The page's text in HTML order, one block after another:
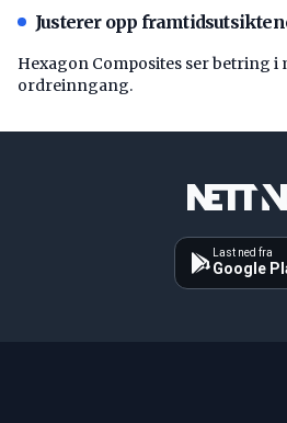
Justerer opp
Hexagon Composites ser betring i
ordreinngang.
Last ned fra
Google